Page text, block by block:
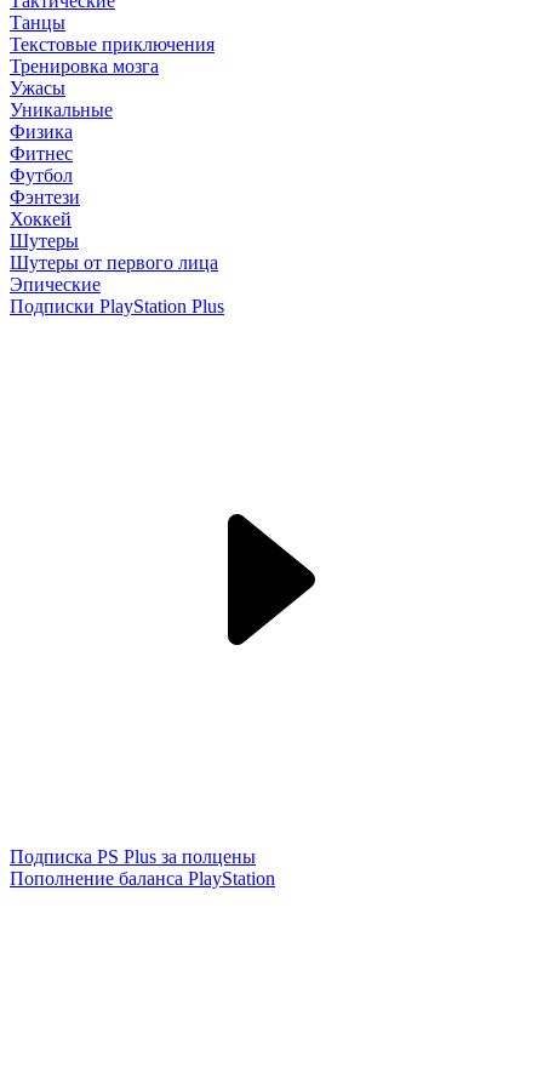
Танцы
Текстовые приключения
Тренировка мозга
Ужасы
Уникальные
Физика
Фитнес
Футбол
Фэнтези
Хоккей
Шутеры
Шутеры от первого лица
Эпические
Подписки PlayStation Plus
Подписка PS Plus за полцены
Пополнение баланса PlayStation